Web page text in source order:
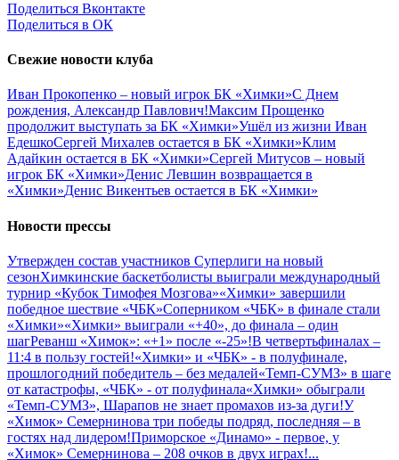
Поделиться Вконтакте
Поделиться в ОК
Свежие новости клуба
Иван Прокопенко – новый игрок БК «Химки»С Днем
рождения, Александр Павлович!Максим Прощенко
продолжит выступать за БК «Химки»Ушёл из жизни Иван
ЕдешкоСергей Михалев остается в БК «Химки»Клим
Адайкин остается в БК «Химки»Сергей Митусов – новый
игрок БК «Химки»Денис Левшин возвращается в
«Химки»Денис Викентьев остается в БК «Химки»
Новости прессы
Утвержден состав участников Cуперлиги на новый
сезонХимкинские баскетболисты выиграли международный
турнир «Кубок Тимофея Мозгова»«Химки» завершили
победное шествие «ЧБК»Соперником «ЧБК» в финале стали
«Химки»«Химки» выиграли «+40», до финала – один
шагРеванш «Химок»: «+1» после «-25»!В четвертьфиналах –
11:4 в пользу гостей!«Химки» и «ЧБК» - в полуфинале,
прошлогодний победитель – без медалей«Темп-СУМЗ» в шаге
от катастрофы, «ЧБК» - от полуфинала«Химки» обыграли
«Темп-СУМЗ», Шарапов не знает промахов из-за дуги!У
«Химок» Семернинова три победы подряд, последняя – в
гостях над лидером!Приморское «Динамо» - первое, у
«Химок» Семернинова – 208 очков в двух играх!...